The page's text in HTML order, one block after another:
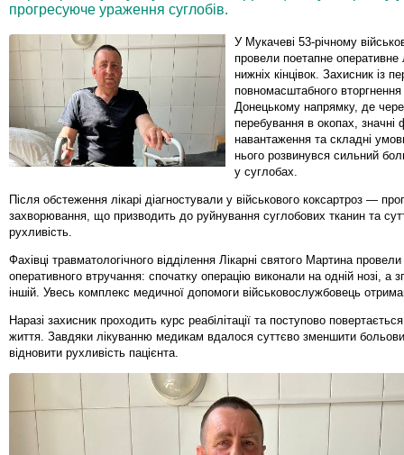
прогресуюче ураження суглобів.
У Мукачеві 53-річному
провели поетапне оперативне
нижніх кінцівок. Захисник із
повномасштабного
Донецькому напрямку, де
перебування в окопах, значні
навантаження та складні
нього розвинувся сильний
у суглобах.
Після обстеження лікарі діагностували у військового коксартроз —
захворювання, що призводить до руйнування суглобових тканин та
рухливість.
Фахівці травматологічного відділення Лікарні святого Мартина
оперативного втручання: спочатку операцію виконали на одній нозі, а
іншій. Увесь комплекс медичної допомоги військовослужбовець
Наразі захисник проходить курс реабілітації та поступово
життя. Завдяки лікуванню медикам вдалося суттєво зменшити
відновити рухливість пацієнта.